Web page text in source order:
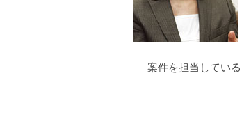
案件を担当している